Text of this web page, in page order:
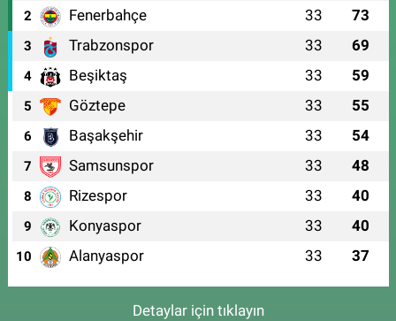
2 Fenerbahçe 33 73
3 Trabzonspor 33 69
4 Beşiktaş 33 59
5 Göztepe 33 55
6 Başakşehir 33 54
7 Samsunspor 33 48
8 Rizespor 33 40
9 Konyaspor 33 40
10 Alanyaspor 33 37
Detaylar için tıklayın